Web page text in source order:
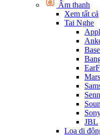
Âm thanh
Xem tất cả
Tai Nghe
JBL
Loa di